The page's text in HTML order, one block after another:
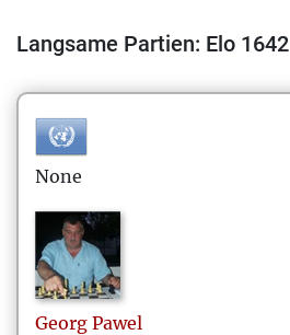
Langsame Partien: Elo 1642
None
Georg Pawel